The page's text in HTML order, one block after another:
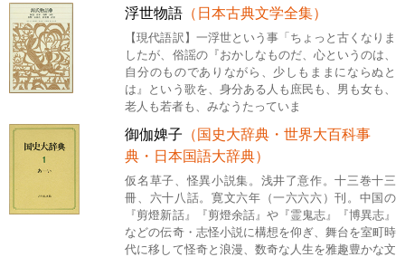
浮世物語 （日本古典文学全集）
【現代語訳】一浮世という事「ちょっと古くなりま
したが、俗謡の『おかしなものだ、心というのは、
自分のものでありながら、少しもままにならぬと
は』という歌を、身分ある人も庶民も、男も女も、
老人も若者も、みなうたっていま
御伽婢子 （国史大辞典・世界大百科事
典・日本国語大辞典）
仮名草子、怪異小説集。浅井了意作。十三巻十三
冊、六十八話。寛文六年（一六六六）刊。中国の
『剪燈新話』『剪燈余話』や『霊鬼志』『博異志』
などの伝奇・志怪小説に構想を仰ぎ、舞台を室町時
代に移して怪奇と浪漫、数奇な人生を雅趣豊かな文